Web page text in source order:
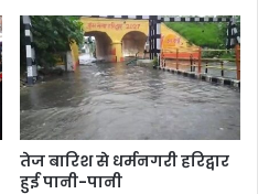
तेज बारिश से धर्मनगरी हरिद्वार
हुई पानी-पानी